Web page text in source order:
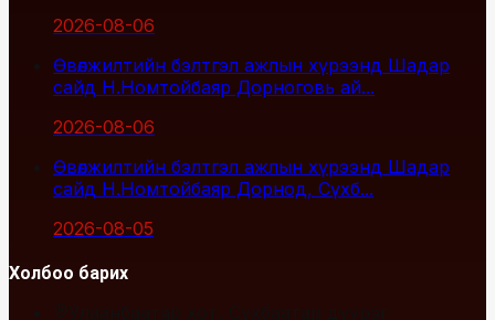
2026-08-06
Өвөлжилтийн бэлтгэл ажлын хүрээнд Шадар
сайд Н.Номтойбаяр Дорноговь ай...
2026-08-06
Өвөлжилтийн бэлтгэл ажлын хүрээнд Шадар
сайд Н.Номтойбаяр Дорнод, Сүхб...
2026-08-05
Холбоо барих